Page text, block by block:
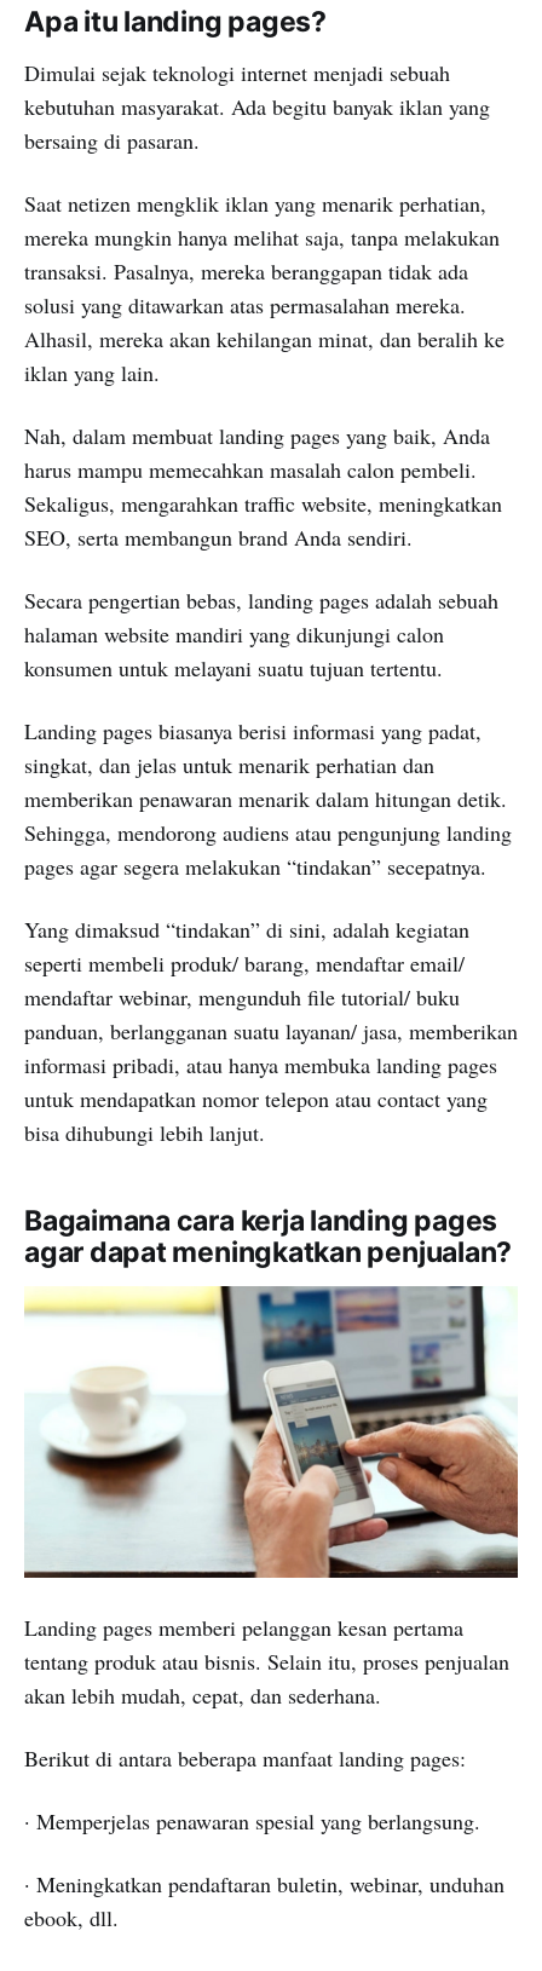
Apa itu landing pages?
Dimulai sejak teknologi internet menjadi sebuah
kebutuhan masyarakat. Ada begitu banyak iklan yang
bersaing di pasaran.
Saat netizen mengklik iklan yang menarik perhatian,
mereka mungkin hanya melihat saja, tanpa melakukan
transaksi. Pasalnya, mereka beranggapan tidak ada
solusi yang ditawarkan atas permasalahan mereka.
Alhasil, mereka akan kehilangan minat, dan beralih ke
iklan yang lain.
Nah, dalam membuat landing pages yang baik, Anda
harus mampu memecahkan masalah calon pembeli.
Sekaligus, mengarahkan traffic website, meningkatkan
SEO, serta membangun brand Anda sendiri.
Secara pengertian bebas, landing pages adalah sebuah
halaman website mandiri yang dikunjungi calon
konsumen untuk melayani suatu tujuan tertentu.
Landing pages biasanya berisi informasi yang padat,
singkat, dan jelas untuk menarik perhatian dan
memberikan penawaran menarik dalam hitungan detik.
Sehingga, mendorong audiens atau pengunjung landing
pages agar segera melakukan “tindakan” secepatnya.
Yang dimaksud “tindakan” di sini, adalah kegiatan
seperti membeli produk/ barang, mendaftar email/
mendaftar webinar, mengunduh file tutorial/ buku
panduan, berlangganan suatu layanan/ jasa, memberikan
informasi pribadi, atau hanya membuka landing pages
untuk mendapatkan nomor telepon atau contact yang
bisa dihubungi lebih lanjut.
Bagaimana cara kerja landing pages
agar dapat meningkatkan penjualan?
Landing pages memberi pelanggan kesan pertama
tentang produk atau bisnis. Selain itu, proses penjualan
akan lebih mudah, cepat, dan sederhana.
Berikut di antara beberapa manfaat landing pages:
· Memperjelas penawaran spesial yang berlangsung.
· Meningkatkan pendaftaran buletin, webinar, unduhan
ebook, dll.